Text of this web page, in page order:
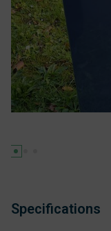
Specifications